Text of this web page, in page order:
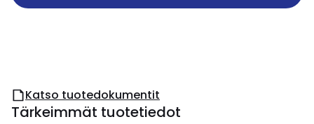
Katso tuotedokumentit
Tärkeimmät tuotetiedot